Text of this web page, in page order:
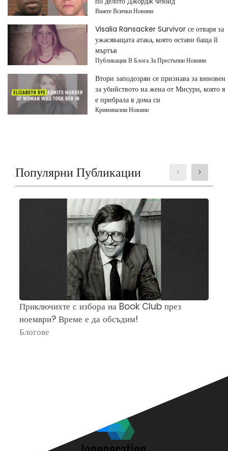
Вижте Всички Новини
Visalia Ransacker Survivor се отваря за
ужасяващата атака, която остави баща й
мъртъв
Публикация В Блога За Престъпни Новини
Втори заподозрян се признава за виновен
за убийството на жена от Мисури, която я
е прибрала в дома си
Криминални Новини
Популярни Публикации
Приключихте с избора на Book Club през
ноември? Време е да обсъдим!
Блогове